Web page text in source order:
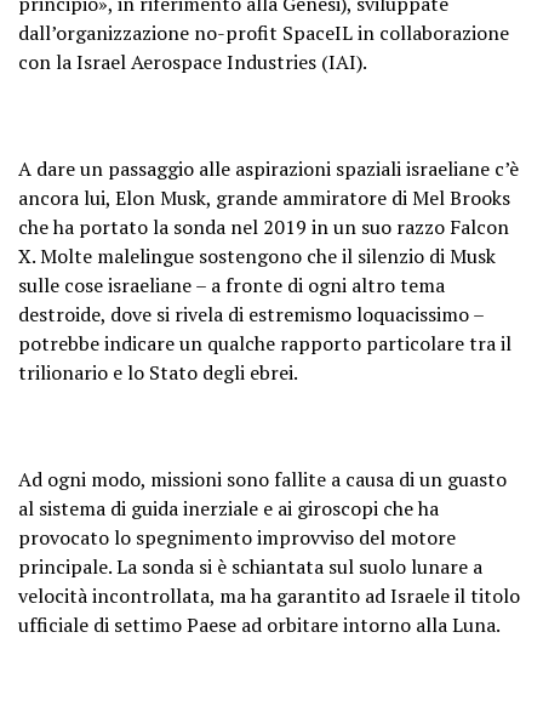
dall’organizzazione no-profit SpaceIL in collaborazione
con la Israel Aerospace Industries (IAI).
A dare un passaggio alle aspirazioni spaziali israeliane c’è
ancora lui, Elon Musk, grande ammiratore di Mel Brooks
che ha portato la sonda nel 2019 in un suo razzo Falcon
X. Molte malelingue sostengono che il silenzio di Musk
sulle cose israeliane – a fronte di ogni altro tema
destroide, dove si rivela di estremismo loquacissimo –
potrebbe indicare un qualche rapporto particolare tra il
trilionario e lo Stato degli ebrei.
Ad ogni modo, missioni sono fallite a causa di un guasto
al sistema di guida inerziale e ai giroscopi che ha
provocato lo spegnimento improvviso del motore
principale. La sonda si è schiantata sul suolo lunare a
velocità incontrollata, ma ha garantito ad Israele il titolo
ufficiale di settimo Paese ad orbitare intorno alla Luna.